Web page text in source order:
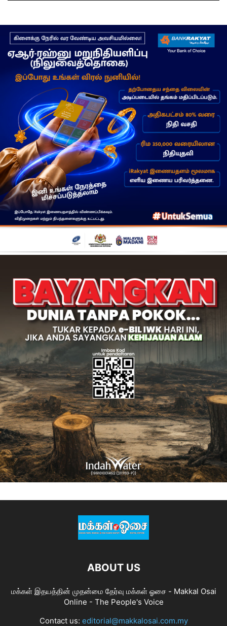
ABOUT US
மக்கள் இதயத்தின் முதன்மை தேர்வு மக்கள் ஓசை - Makkal Osai
Online - The People's Voice
Contact us: editorial@makkalosai.com.my